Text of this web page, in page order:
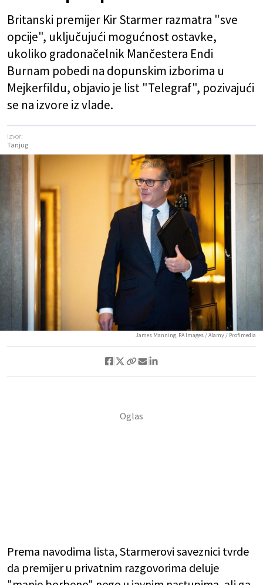
Britanski premijer Kir Starmer razmatra "sve
opcije", uključujući mogućnost ostavke,
ukoliko gradonačelnik Mančestera Endi
Burnam pobedi na dopunskim izborima u
Mejkerfildu, objavio je list "Telegraf", pozivajući
se na izvore iz vlade.
Izvor:
Tanjug
James Manning, PA Images / Alamy / Profimedia
Prema navodima lista, Starmerovi saveznici tvrde
da premijer u privatnim razgovorima deluje